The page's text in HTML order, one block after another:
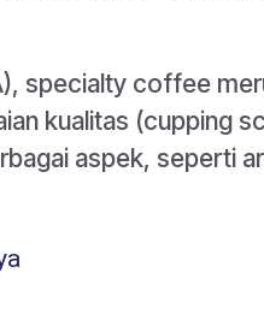
specialty coffee
kualitas (cupping
aspek, seperti